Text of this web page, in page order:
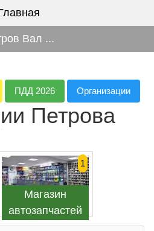
Вал ...
ПДД 2026 Организации
Петрова
Магазин
автозапчастей
1